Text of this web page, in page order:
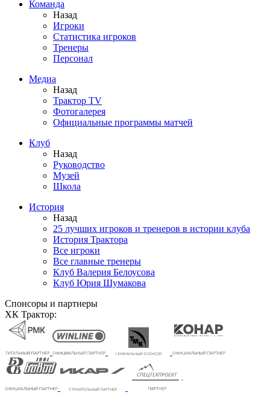
Команда
Назад
Игроки
Статистика игроков
Тренеры
Персонал
Медиа
Назад
Трактор TV
Фотогалерея
Официальные программы матчей
Клуб
Назад
Руководство
Музей
Школа
История
Назад
25 лучших игроков и тренеров в истории клуба
История Трактора
Все игроки
Все главные тренеры
Клуб Валерия Белоусова
Клуб Юрия Шумакова
Спонсоры и партнеры
ХК Трактор: